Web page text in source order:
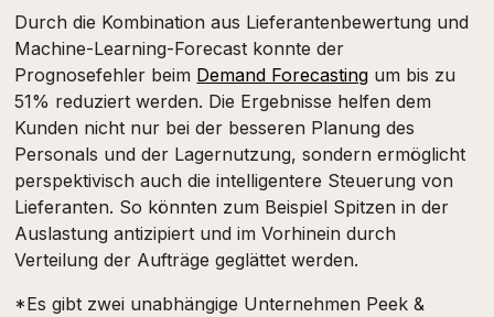
Durch die Kombination aus Lieferantenbewertung und
Machine-Learning-Forecast konnte der
Prognosefehler beim Demand Forecasting um bis zu
51% reduziert werden. Die Ergebnisse helfen dem
Kunden nicht nur bei der besseren Planung des
Personals und der Lagernutzung, sondern ermöglicht
perspektivisch auch die intelligentere Steuerung von
Lieferanten. So könnten zum Beispiel Spitzen in der
Auslastung antizipiert und im Vorhinein durch
Verteilung der Aufträge geglättet werden.
*Es gibt zwei unabhängige Unternehmen Peek &